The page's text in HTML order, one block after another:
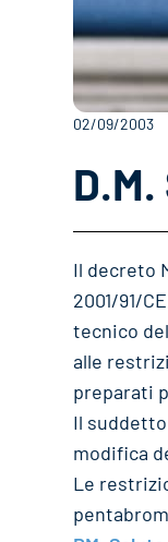
02/09/2003
Il decreto
2001/91/
tecnico
alle
preparati
Il
modifica
Le